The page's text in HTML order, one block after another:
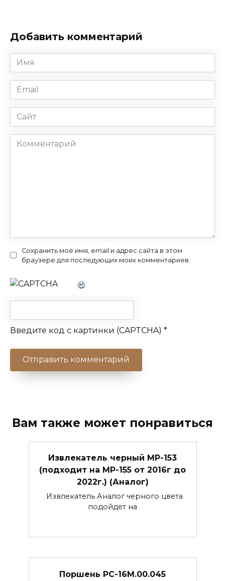
Добавить комментарий
Имя
*
Email
*
Сайт
Комментарий
Сохранить моё имя, email и адрес сайта в этом
браузере для последующих моих комментариев.
Введите код с картинки (CAPTCHA) *
Вам также может понравиться
Извлекатель черный МР-153
(подходит на МР-155 от 2016г до
2022г.) (Аналог)
Извлекатель Аналог черного цвета
подойдет на
Поршень РС-16М.00.045